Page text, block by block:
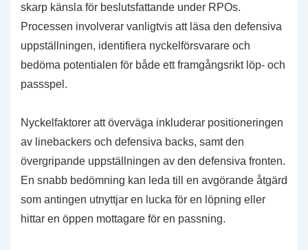
skarp känsla för beslutsfattande under RPOs.
Processen involverar vanligtvis att läsa den defensiva
uppställningen, identifiera nyckelförsvarare och
bedöma potentialen för både ett framgångsrikt löp- och
passspel.
Nyckelfaktorer att överväga inkluderar positioneringen
av linebackers och defensiva backs, samt den
övergripande uppställningen av den defensiva fronten.
En snabb bedömning kan leda till en avgörande åtgärd
som antingen utnyttjar en lucka för en löpning eller
hittar en öppen mottagare för en passning.